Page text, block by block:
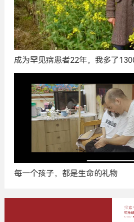
成为罕见病患者22年，我多了
每一个孩子，都是生命的礼物